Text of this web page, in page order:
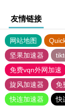
友情链接
网站地图
坚果加速器
免费vqn外网加速
旋风加速器
免
快连加速器
快